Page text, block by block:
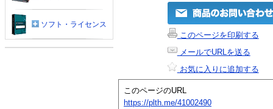
このページを印刷する
メールでURLを送る
お気に入りに追加する
このページのURL
https://plth.me/41002490
ソフト・ライセンス